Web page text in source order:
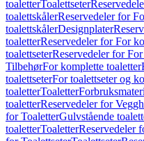
toaletterToalettseter
toalettskålerReservedeler for
toalettskålerDesignplater
toaletterReservedeler for For
toalettseterReservedeler for
TilbehørFor komplette toaletter
toalettseterFor toalettseter og
toaletterToaletter
toaletterReservedeler for
for ToaletterGulvstående
toaletterToaletterReservedeler